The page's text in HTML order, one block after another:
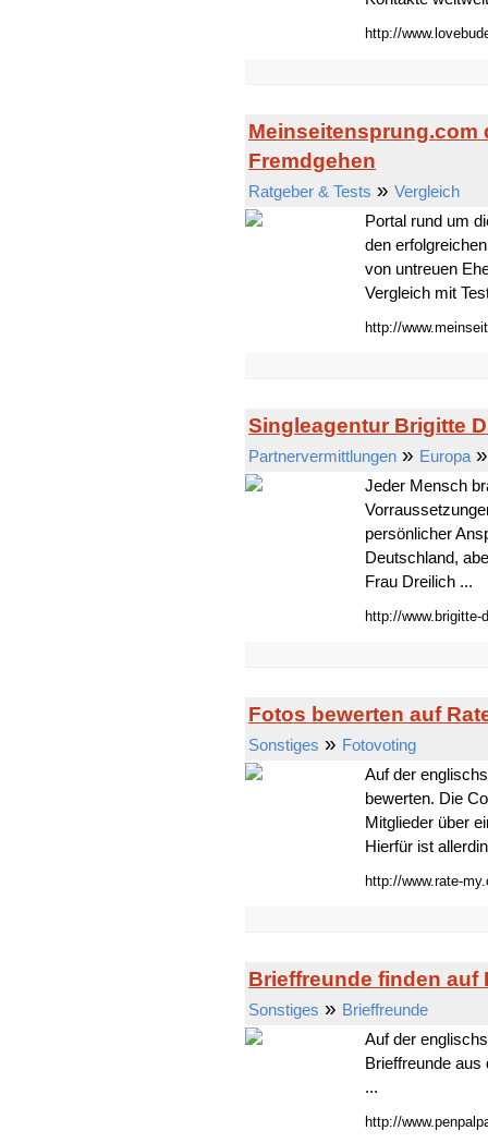
http://
Meinseitensprung.com
Fremdgehen
Ratgeber & Tests » Vergleich
Portal rund um
den
von untreuen
Vergleich mit
http://
Singleagentur Brigitte
Partnervermittlungen » Europa
Jeder Mensch
persönlicher
Deutschland,
Frau Dreilich ...
http://www.brigitte-
Fotos bewerten auf
Sonstiges » Fotovoting
Auf der
bewerten. Die
Mitglieder über
Hierfür ist
http://www.rate-
Brieffreunde finden auf
Sonstiges » Brieffreunde
Auf der
Brieffreunde aus
...
http://